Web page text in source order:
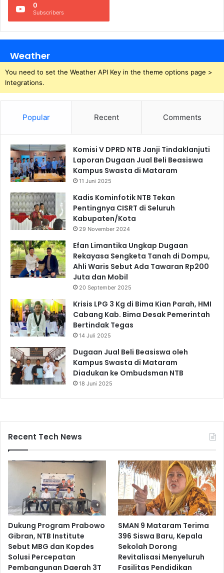
0
Subscribers
Weather
You need to set the Weather API Key in the theme options page >
Integrations.
Popular Recent Comments
Komisi V DPRD NTB Janji Tindaklanjuti
Laporan Dugaan Jual Beli Beasiswa
Kampus Swasta di Mataram
11 Juni 2025
Kadis Kominfotik NTB Tekan
Pentingnya CISRT di Seluruh
Kabupaten/Kota
29 November 2024
Efan Limantika Ungkap Dugaan
Rekayasa Sengketa Tanah di Dompu,
Ahli Waris Sebut Ada Tawaran Rp200
Juta dan Mobil
20 September 2025
Krisis LPG 3 Kg di Bima Kian Parah, HMI
Cabang Kab. Bima Desak Pemerintah
Bertindak Tegas
14 Juli 2025
Dugaan Jual Beli Beasiswa oleh
Kampus Swasta di Mataram
Diadukan ke Ombudsman NTB
18 Juni 2025
Recent Tech News
Dukung Program Prabowo
Gibran, NTB Institute
Sebut MBG dan Kopdes
Solusi Percepatan
Pembangunan Daerah 3T
SMAN 9 Mataram Terima
396 Siswa Baru, Kepala
Sekolah Dorong
Revitalisasi Menyeluruh
Fasilitas Pendidikan